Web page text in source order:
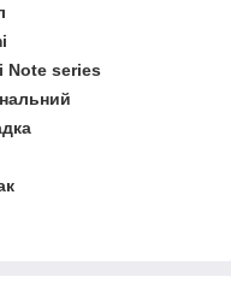
Note series